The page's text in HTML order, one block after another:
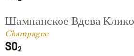
Шампанское Вдова Клико
Champagne